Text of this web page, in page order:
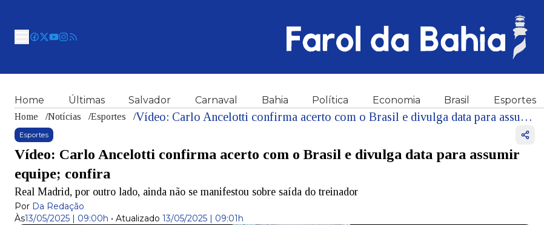
Home Últimas Salvador Carnaval Bahia Política Economia Brasil Esportes
Home /Notícias /Esportes / Vídeo: Carlo Ancelotti confirma acerto com o Brasil e divulga data para assumir equipe; confira
Esportes
Vídeo: Carlo Ancelotti confirma acerto com o Brasil e divulga data para assumir
equipe; confira
Real Madrid, por outro lado, ainda não se manifestou sobre saída do treinador
Por Da Redação
Às13/05/2025 | 09:00h • Atualizado 13/05/2025 | 09:01h